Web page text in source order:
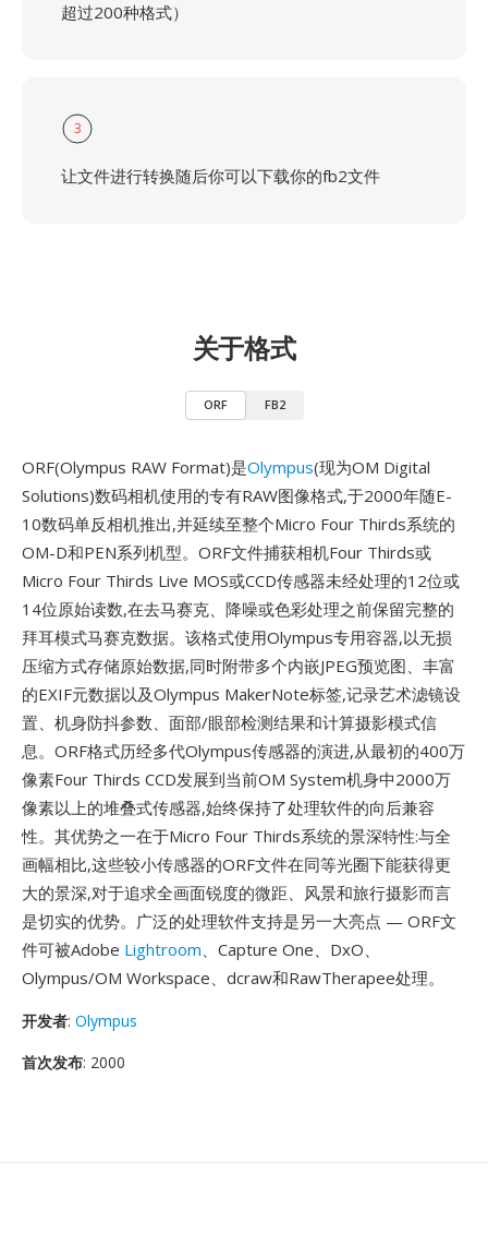
超过200种格式）
3
让文件进行转换随后你可以下载你的fb2文件
关于格式
ORF FB2
ORF(Olympus RAW Format)是Olympus(现为OM Digital
Solutions)数码相机使用的专有RAW图像格式,于2000年随E-
10数码单反相机推出,并延续至整个Micro Four Thirds系统的
OM-D和PEN系列机型。ORF文件捕获相机Four Thirds或
Micro Four Thirds Live MOS或CCD传感器未经处理的12位或
14位原始读数,在去马赛克、降噪或色彩处理之前保留完整的
拜耳模式马赛克数据。该格式使用Olympus专用容器,以无损
压缩方式存储原始数据,同时附带多个内嵌JPEG预览图、丰富
的EXIF元数据以及Olympus MakerNote标签,记录艺术滤镜设
置、机身防抖参数、面部/眼部检测结果和计算摄影模式信
息。ORF格式历经多代Olympus传感器的演进,从最初的400万
像素Four Thirds CCD发展到当前OM System机身中2000万
像素以上的堆叠式传感器,始终保持了处理软件的向后兼容
性。其优势之一在于Micro Four Thirds系统的景深特性:与全
画幅相比,这些较小传感器的ORF文件在同等光圈下能获得更
大的景深,对于追求全画面锐度的微距、风景和旅行摄影而言
是切实的优势。广泛的处理软件支持是另一大亮点 — ORF文
件可被Adobe Lightroom、Capture One、DxO、
Olympus/OM Workspace、dcraw和RawTherapee处理。
开发者: Olympus
首次发布: 2000